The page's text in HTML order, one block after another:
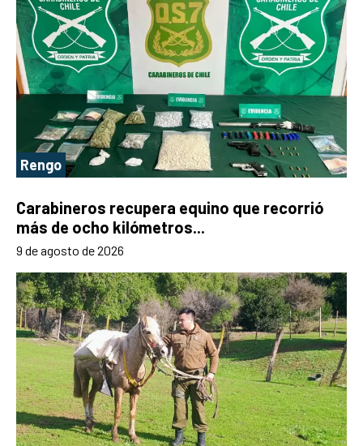
Rengo
Carabineros recupera equino que recorrió
más de ocho kilómetros...
9 de agosto de 2026